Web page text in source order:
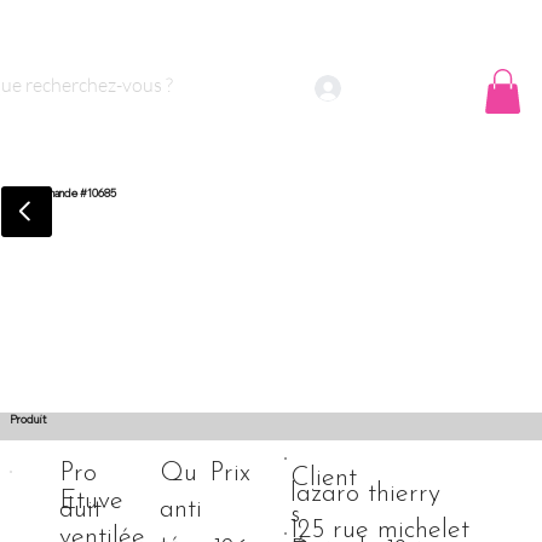
nous ?
Commande #10685
Produit
Etuve
Pro
duit
Qu
anti
Prix
Client
s
lazaro thierry
125 rue michelet